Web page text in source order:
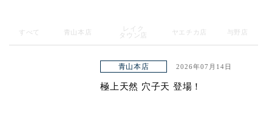
お知らせ
アクセス
すべて 青山本店
レイク
タウン店
ヤエチカ店 与野店
青山本店 2026年07月14日
極上天然 穴子天 登場！